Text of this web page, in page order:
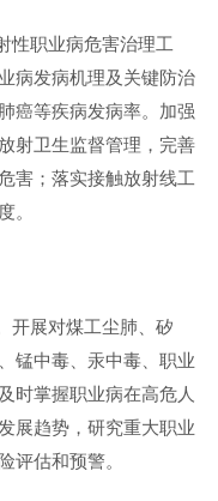
性职业病危害治理工
病发病机理及关键防治
癌等疾病发病率。加强
射卫生监督管理，完善
害；落实接触放射线工
。
开展对煤工尘肺、矽
锰中毒、汞中毒、职业
时掌握职业病在高危人
展趋势，研究重大职业
评估和预警。